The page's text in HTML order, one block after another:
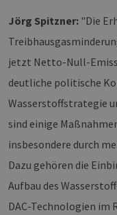
Jörg Spitzner: "Die
jetzt Netto-Null-
deutliche politische
Wasserstoffstrategie
sind einige
insbesondere durch
Dazu gehören die
Aufbau des
DAC-Technologien im